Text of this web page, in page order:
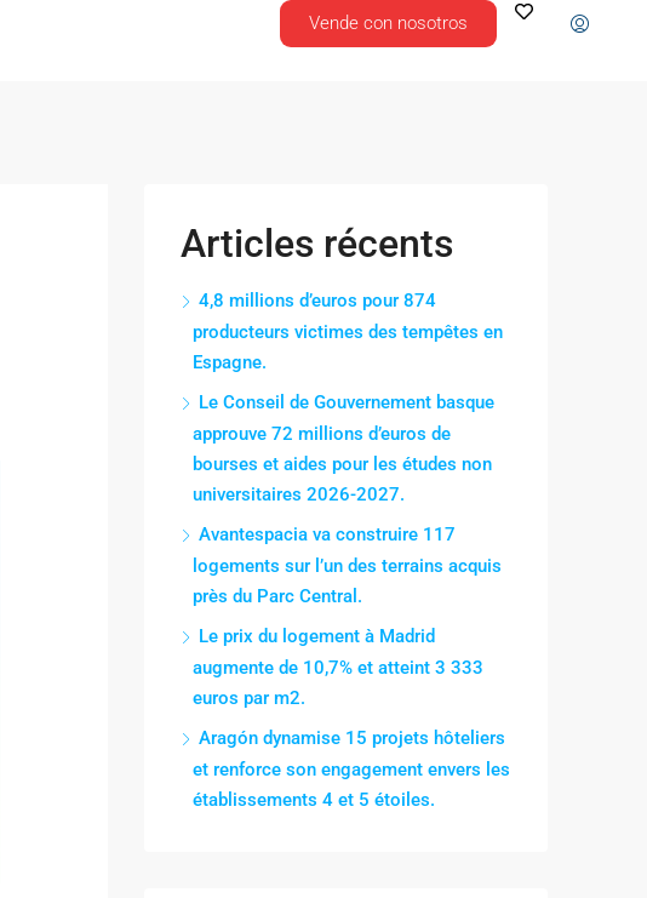
Vende con nosotros
Articles récents
4,8 millions d’euros pour 874
producteurs victimes des tempêtes en
Espagne.
Le Conseil de Gouvernement basque
approuve 72 millions d’euros de
bourses et aides pour les études non
universitaires 2026-2027.
Avantespacia va construire 117
logements sur l’un des terrains acquis
près du Parc Central.
Le prix du logement à Madrid
augmente de 10,7% et atteint 3 333
euros par m2.
Aragón dynamise 15 projets hôteliers
et renforce son engagement envers les
établissements 4 et 5 étoiles.